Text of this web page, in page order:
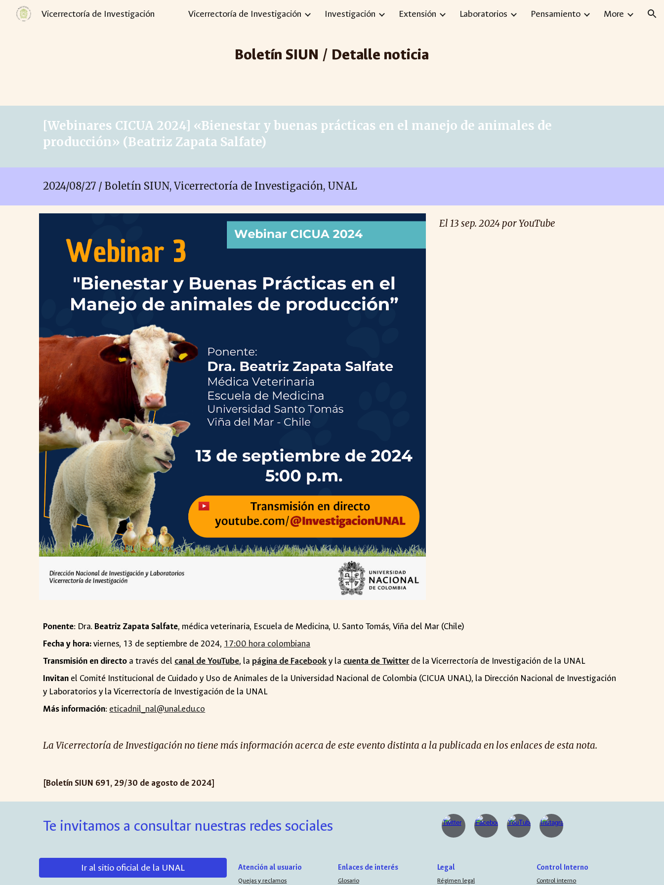
Skip to main content Skip to navigation
Vicerrectoría de Investigación Vicerrectoría de Investigación Investigación Extensión Laboratorios Pensamiento More
Boletín SIUN / Detalle noticia
[Webinares CICUA 2024] «Bienestar y buenas prácticas en el manejo de animales de
producción» (Beatriz Zapata Salfate)
2024/08/27 / Boletín SIUN, Vicerrectoría de Investigación, UNAL
El 13 sep. 2024 por YouTube
Ponente: Dra. Beatriz Zapata Salfate, médica veterinaria, Escuela de Medicina, U. Santo Tomás, Viña del Mar (Chile)
Fecha y hora:viernes, 13 de septiembre de 2024, 17:00 hora colombiana
Transmisión en directo a través del canal de YouTube, la página de Facebooky la cuenta de Twitterde la Vicerrectoría de Investigación de la UNAL
Invitan el Comité Institucional de Cuidado y Uso de Animales de la Universidad Nacional de Colombia (CICUA UNAL), la Dirección Nacional de Investigación
y Laboratorios y la Vicerrectoría de Investigación de la UNAL
Más información: eticadnil_nal@unal.edu.co
La Vicerrectoría de Investigación no tiene más información acerca de este evento distinta a la publicada en los enlaces de esta nota.
[Boletín SIUN 691, 29/30 de agosto de 2024]
Te invitamos a consultar nuestras redes sociales
Ir al sitio oficial de la UNAL Atención al usuario
Quejas y reclamos
Enlaces de interés
Glosario
Legal
Régimen legal
Control Interno
Control interno